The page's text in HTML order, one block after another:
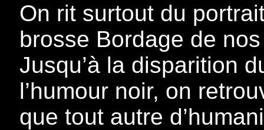
On rit surtout du
brosse Bordage de
Jusqu’à la disparition
l’humour noir, on
que tout autre